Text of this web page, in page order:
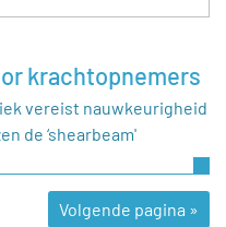
krachtopnemers
vereist nauwkeurigheid
de ‘shearbeam'
Volgende pagina »